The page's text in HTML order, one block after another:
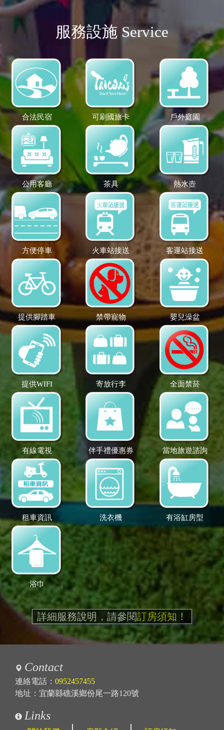
服務設施 Service
合法民宿 可刷國旅卡 戶外庭園
公用客廳 茶具 熱水壺
方便停車 火車站接送 客運站接送
提供腳踏車 禁帶寵物 嬰兒澡盆
提供WIFI 寄放行李 全面禁菸
有線電視 伴手禮優惠券 當地旅遊諮詢
租車資訊 洗衣機 有浴缸房型
浴巾
詳細服務說明，請參閱訂房須知！
Contact
連絡電話： 0952457455
地址：宜蘭縣礁溪鄉份尾一路120號
Links